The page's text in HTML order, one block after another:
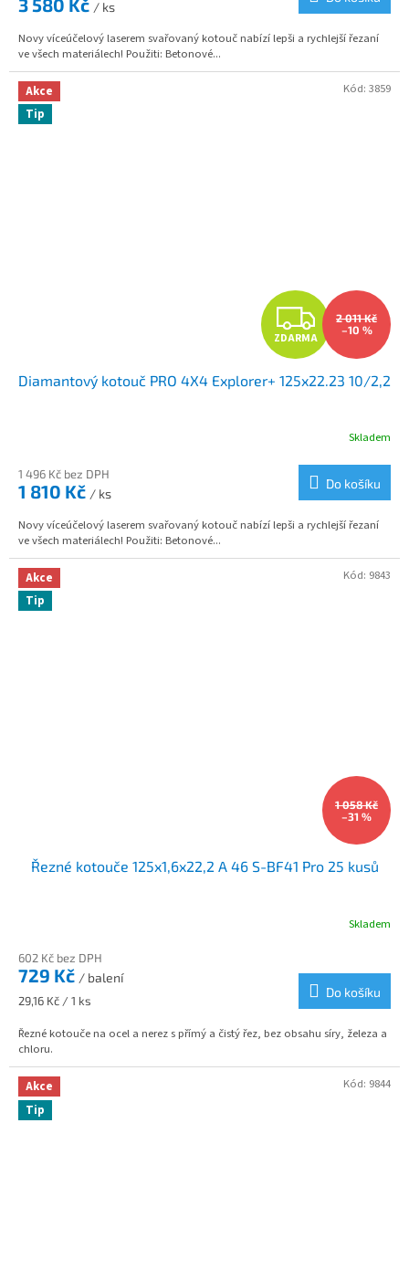
A
3 580 Kč / ks
Novy víceúčelový laserem svařovaný kotouč nabízí lepši a rychlejší řezaní
ve všech materiálech! Použiti: Betonové...
Akce
Tip
Z
D
A
M
A
ZDARMA
2 011 Kč
–10 %
Diamantový kotouč PRO 4X4 Explorer+ 125x22.23 10/2,2
Skladem
1 496 Kč bez DPH
1 810 Kč / ks
Do košíku
Novy víceúčelový laserem svařovaný kotouč nabízí lepši a rychlejší řezaní
ve všech materiálech! Použiti: Betonové...
Kód: 3859
Akce
Tip
1 058 Kč
–31 %
Řezné kotouče 125x1,6x22,2 A 46 S-BF41 Pro 25 kusů
Skladem
602 Kč bez DPH
729 Kč / balení
Měrná
29,16 Kč / 1 ks
Do košíku
Řezné kotouče na ocel a nerez s přímý a čistý řez, bez obsahu síry, železa a
chloru.
Kód: 9843
Akce
Tip
Kód: 9844